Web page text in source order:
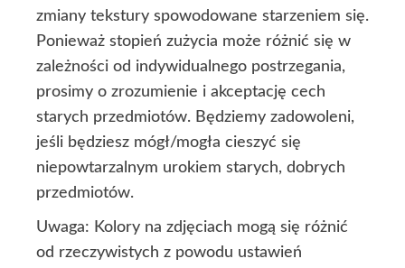
zmiany tekstury spowodowane starzeniem się.
Ponieważ stopień zużycia może różnić się w
zależności od indywidualnego postrzegania,
prosimy o zrozumienie i akceptację cech
starych przedmiotów. Będziemy zadowoleni,
jeśli będziesz mógł/mogła cieszyć się
niepowtarzalnym urokiem starych, dobrych
przedmiotów.
Uwaga: Kolory na zdjęciach mogą się różnić
od rzeczywistych z powodu ustawień